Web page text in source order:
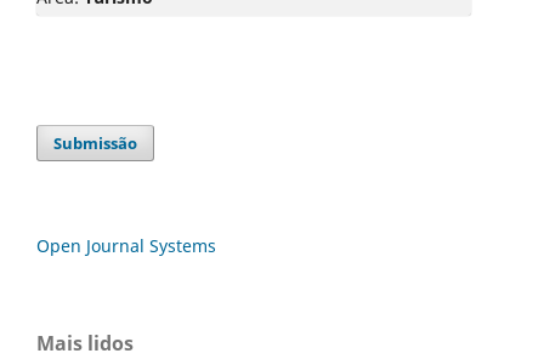
Submissão
Open Journal Systems
Mais lidos